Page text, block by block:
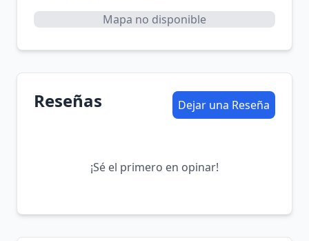
Mapa no disponible
Reseñas Dejar una Reseña
¡Sé el primero en opinar!